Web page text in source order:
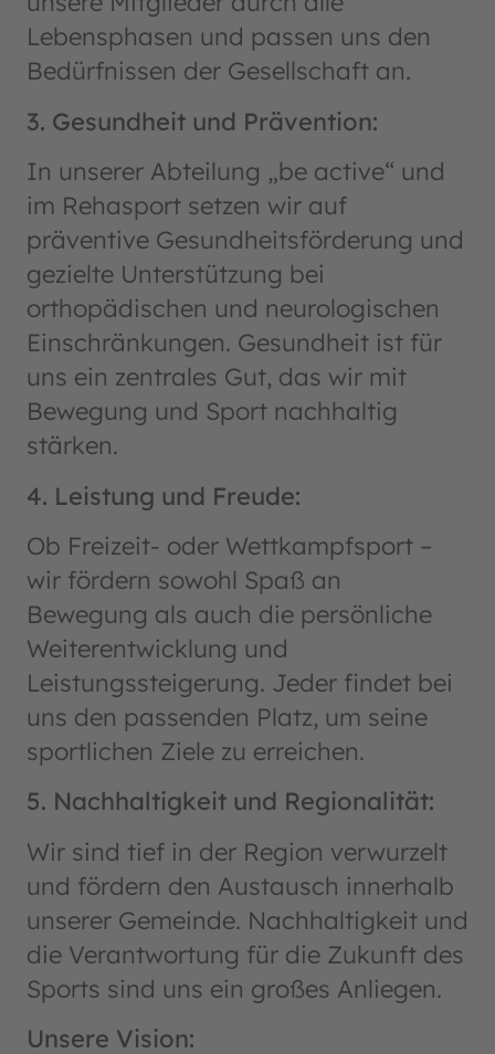
Lebensphasen und passen uns den
Bedürfnissen der Gesellschaft an.
3. Gesundheit und Prävention:
In unserer Abteilung „be active“ und
im Rehasport setzen wir auf
präventive Gesundheitsförderung und
gezielte Unterstützung bei
orthopädischen und neurologischen
Einschränkungen. Gesundheit ist für
uns ein zentrales Gut, das wir mit
Bewegung und Sport nachhaltig
stärken.
4. Leistung und Freude:
Ob Freizeit- oder Wettkampfsport –
wir fördern sowohl Spaß an
Bewegung als auch die persönliche
Weiterentwicklung und
Leistungssteigerung. Jeder findet bei
uns den passenden Platz, um seine
sportlichen Ziele zu erreichen.
5. Nachhaltigkeit und Regionalität:
Wir sind tief in der Region verwurzelt
und fördern den Austausch innerhalb
unserer Gemeinde. Nachhaltigkeit und
die Verantwortung für die Zukunft des
Sports sind uns ein großes Anliegen.
Unsere Vision: